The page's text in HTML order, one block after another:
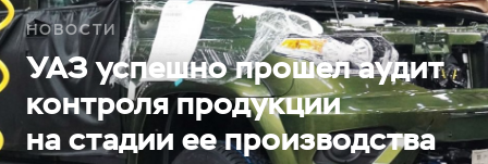
НОВОСТИ
УАЗ успешно прошел аудит
контроля продукции
на стадии ее производства